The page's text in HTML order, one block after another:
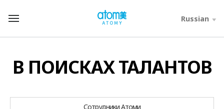
바
Russian
t
В ПОИСКАХ ТАЛАНТОВ
Сотрудники Атоми